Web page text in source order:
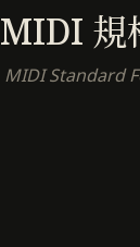
MIDI 規
MIDI Standard